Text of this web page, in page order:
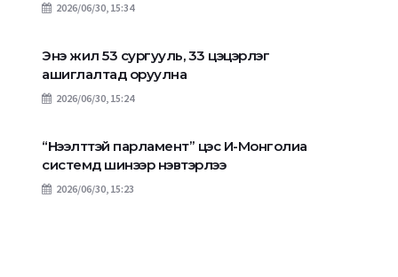
2026/06/30, 15:34
Энэ жил 53 сургууль, 33 цэцэрлэг
ашиглалтад оруулна
2026/06/30, 15:24
“Нээлттэй парламент” цэс И-Монголиа
системд шинээр нэвтэрлээ
2026/06/30, 15:23